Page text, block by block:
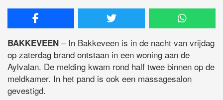
BAKKEVEEN – In Bakkeveen is in de nacht van vrijdag
op zaterdag brand ontstaan in een woning aan de
Aylvalan. De melding kwam rond half twee binnen op de
meldkamer. In het pand is ook een massagesalon
gevestigd.